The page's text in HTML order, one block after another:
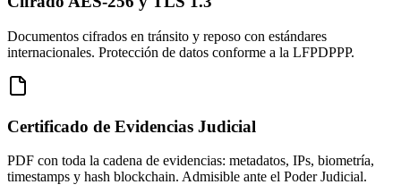
Documentos cifrados en tránsito y reposo con estándares
internacionales. Protección de datos conforme a la LFPDPPP.
Certificado de Evidencias Judicial
PDF con toda la cadena de evidencias: metadatos, IPs, biometría,
timestamps y hash blockchain. Admisible ante el Poder Judicial.